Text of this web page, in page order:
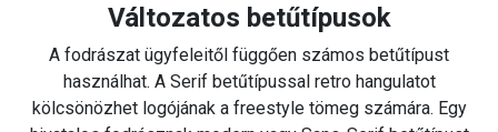
Változatos betűtípusok
A fodrászat ügyfeleitől függően számos betűtípust
használhat. A Serif betűtípussal retro hangulatot
kölcsönözhet logójának a freestyle tömeg számára. Egy